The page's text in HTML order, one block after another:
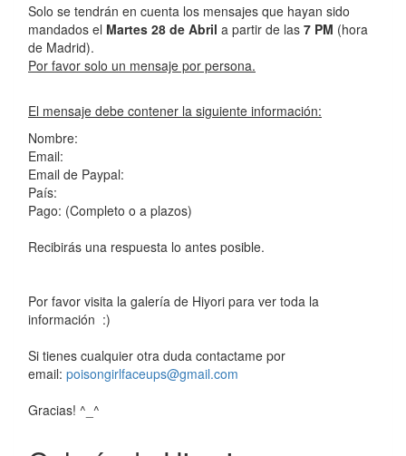
Solo se tendrán en cuenta los mensajes que hayan sido
mandados el Martes 28 de Abril a partir de las 7 PM (hora
de Madrid).
Por favor solo un mensaje por persona.
El mensaje debe contener la siguiente información:
Nombre:
Email:
Email de Paypal:
País:
Pago: (Completo o a plazos)
Recibirás una respuesta lo antes posible.
Por favor visita la galería de Hiyori para ver toda la
información :)
Si tienes cualquier otra duda contactame por
email: poisongirlfaceups@gmail.com
Gracias! ^_^